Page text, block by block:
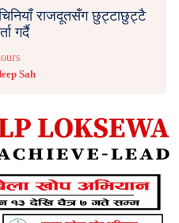
राजदूतसँग छुट्टाछुट्टै
गर्दै
Sah